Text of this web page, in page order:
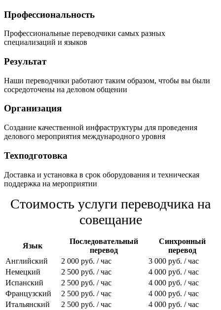
Профессиональность
Профессиональные переводчики самых разных
специализаций и языков
Результат
Наши переводчики работают таким образом, чтобы вы были
сосредоточены на деловом общении
Организация
Создание качественной инфраструктуры для проведения
делового мероприятия международного уровня
Техподготовка
Доставка и установка в срок оборудования и техническая
поддержка на мероприятии
Стоимость услуги переводчика на
совещание
Язык
Последовательный
перевод
Синхронный
перевод
Английский
2 000 руб. / час
3 000 руб. / час
Немецкий
2 500 руб. / час
4 000 руб. / час
Испанский
2 500 руб. / час
4 000 руб. / час
Французский
2 500 руб. / час
4 000 руб. / час
Итальянский
2 500 руб. / час
4 000 руб. / час